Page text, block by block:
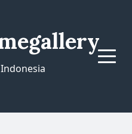
Menu